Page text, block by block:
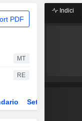
PDF
MT
RE
Settore
Indici